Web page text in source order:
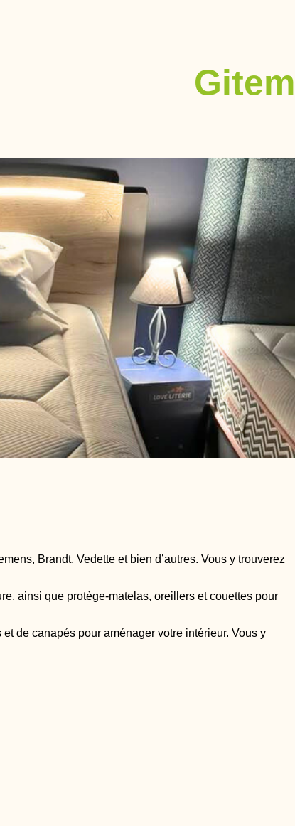
Gitem
Brandt, Vedette et bien d’autres. Vous y trouverez
ainsi que protège-matelas, oreillers et couettes pour
de canapés pour aménager votre intérieur. Vous y